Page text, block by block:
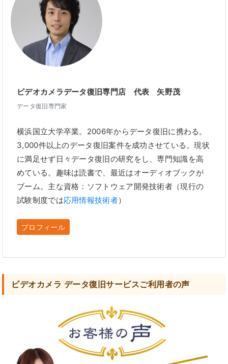
ビデオカメラデータ復旧専門店 代表 矢野茂
データ復旧専門家
横浜国立大学卒業。2006年からデータ復旧に携わる。
3,000件以上のデータ復旧案件を成功させている。現状
に満足せず日々データ復旧の研究をし、専門知識を高
めている。趣味は読書で、最近はオーディオブックが
ブーム。主な資格：ソフトウェア開発技術者（現行の
試験制度では応用情報技術者）
プロフィール
ビデオカメラ データ復旧サービスご利用者の声